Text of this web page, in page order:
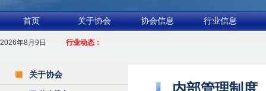
首页 关于协会 协会信息 行业信息
2026年8月9日 行业动态：
共启新征程
关于协会